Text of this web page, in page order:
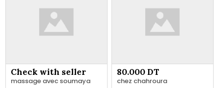
Check with seller
massage avec soumaya
80.000 DT
chez chahroura